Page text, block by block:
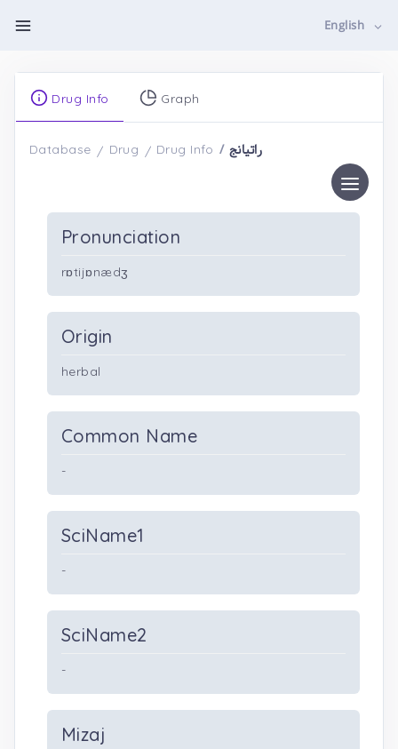
English
Drug Info Graph
Database Drug Drug Info راتیانج
Pronunciation
rɒtijɒnædʒ
Origin
herbal
Common Name
-
SciName1
-
SciName2
-
Mizaj